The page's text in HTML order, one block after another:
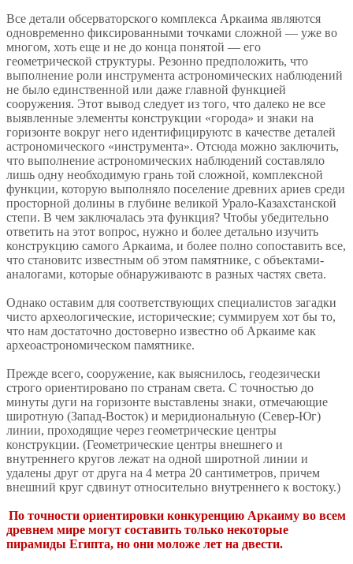
Все детали обсерваторского комплекса Аркаима являются
одновременно фиксированными точками сложной — уже во
многом, хоть еще и не до конца понятой — его
геометрической структуры. Резонно предположить, что
выполнение роли инструмента астрономических наблюдений
не было единственной или даже главной функцией
сооружения. Этот вывод следует из того, что далеко не все
выявленные элементы конструкции «города» и знаки на
горизонте вокруг него идентифицируютс в качестве деталей
астрономического «инструмента». Отсюда можно заключить,
что выполнение астрономических наблюдений составляло
лишь одну необходимую грань той сложной, комплексной
функции, которую выполняло поселение древних ариев среди
просторной долины в глубине великой Урало-Казахстанской
степи. В чем заключалась эта функция? Чтобы убедительно
ответить на этот вопрос, нужно и более детально изучить
конструкцию самого Аркаима, и более полно сопоставить все,
что становитс известным об этом памятнике, с объектами-
аналогами, которые обнаруживаютс в разных частях света.
Однако оставим для соответствующих специалистов загадки
чисто археологические, исторические; суммируем хот бы то,
что нам достаточно достоверно известно об Аркаиме как
археоастрономическом памятнике.
Прежде всего, сооружение, как выяснилось, геодезически
строго ориентировано по странам света. С точностью до
минуты дуги на горизонте выставлены знаки, отмечающие
широтную (Запад-Восток) и меридиональную (Север-Юг)
линии, проходящие через геометрические центры
конструкции. (Геометрические центры внешнего и
внутреннего кругов лежат на одной широтной линии и
удалены друг от друга на 4 метра 20 сантиметров, причем
внешний круг сдвинут относительно внутреннего к востоку.)
По точности ориентировки конкуренцию Аркаиму во всем
древнем мире могут составить только некоторые
пирамиды Египта, но они моложе лет на двести.